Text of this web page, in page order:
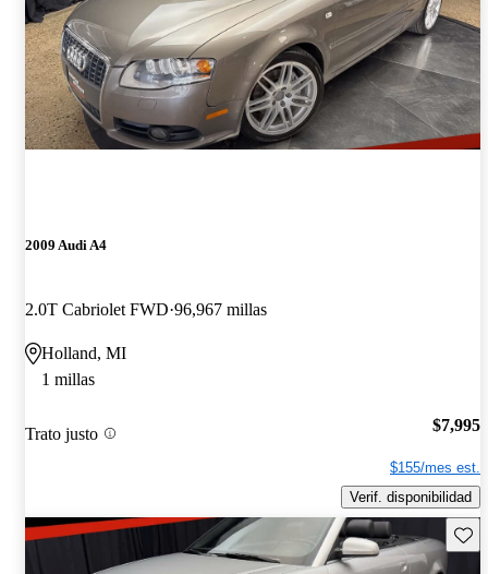
2009 Audi A4
2.0T Cabriolet FWD 96,967 millas
Holland, MI
1 millas
Trato justo $7,995
$155/mes est.
Verif. disponibilidad